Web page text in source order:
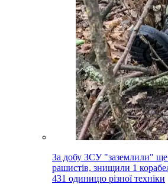
За добу ЗСУ "заземлили" ще
рашистів, знищили 1
431 одиницю різної техніки